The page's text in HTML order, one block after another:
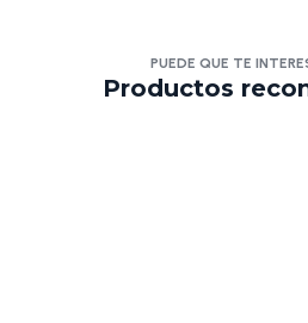
PUEDE QUE TE
Productos